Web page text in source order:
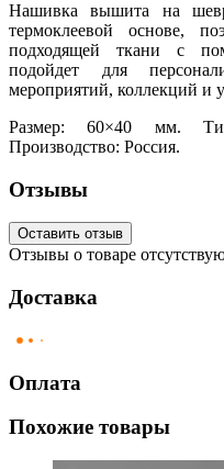
Нашивка вышита на
термоклеевой основе,
подходящей ткани с
подойдет для
мероприятий, коллекций и
Размер: 60×40 мм.
Производство: Россия.
Отзывы
Оставить отзыв
Отзывы о товаре
Доставка
Оплата
Похожие товары